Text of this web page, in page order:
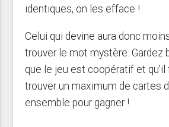
identiques, on les efface !
Celui qui devine aura donc
trouver le mot mystère. Gardez
que le jeu est coopératif et qu'il
trouver un maximum de cartes
ensemble pour gagner !